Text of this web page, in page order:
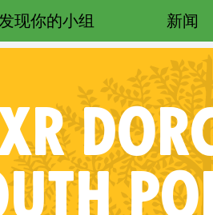
新闻
现你的小组